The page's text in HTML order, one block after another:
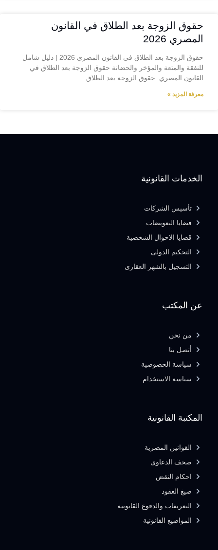
حقوق الزوجة بعد الطلاق في القانون
المصري 2026
حقوق الزوجة بعد الطلاق في القانون المصري 2026 | دليل شامل
للنفقة والمتعة والمؤخر والحضانة حقوق الزوجة بعد الطلاق في
القانون المصري حقوق الزوجة بعد الطلاق
معرفة المزيد »
المكتبة القانونية
القوانين المصرية
صحف الدعاوى
احكام النقض
صيغ العقود
التعريفات والدفوع القانونية
المواضيع القانونية
عن المكتب
من نحن
أتصل بنا
سياسة الخصوصية
سياسة الاستخدام
الخدمات القانونية
تأسيس الشركات
قضايا التعويضات
قضايا الاحوال الشخصية
التحكيم الدولى
التسجيل بالشهر العقارى